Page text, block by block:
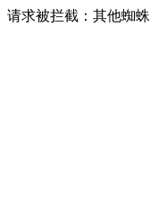
请求被拦截：其他蜘蛛